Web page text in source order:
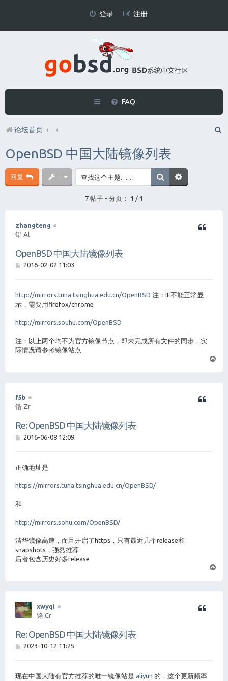
登录 注册
FAQ
论坛首页
OpenBSD 中国大陆镜像列表
回复
7 帖子 • 分页： 1 / 1
zhangteng
铝 Al
OpenBSD 中国大陆镜像列表
帖
2016-02-02 11:03
http://mirrors.tuna.tsinghua.edu.cn/OpenBSD 注：IE不能正常显
示，需要用firefox/chrome
http://mirrors.souhu.com/OpenBSD
注：以上两个均不为官方镜像节点，即未完成所有文件的同步，实
际情况请参考镜像站点
f5b
锆 Zr
Re: OpenBSD 中国大陆镜像列表
帖
2016-06-08 12:09
正确地址是
https://mirrors.tuna.tsinghua.edu.cn/OpenBSD/
和
http://mirrors.sohu.com/OpenBSD/
清华镜像高速，而且开启了https，只有最近几个release和
snapshots，强烈推荐
后者包含历史好多release
xwyqi
铬 Cr
Re: OpenBSD 中国大陆镜像列表
帖
2023-10-12 11:25
现在中国大陆有官方推荐的唯一镜像站是 aliyun 的，这个更新频率